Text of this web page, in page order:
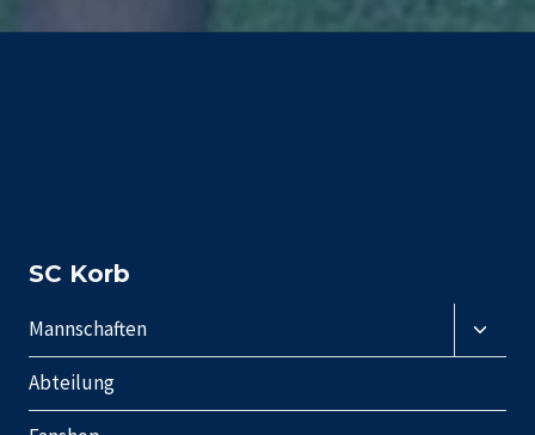
SC Korb
Mannschaften
Abteilung